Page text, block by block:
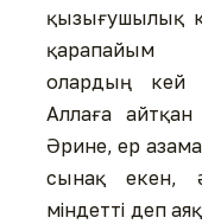
қызығушылық
қарапайым
олардың кей
Аллаға айтқан
Əрине, ер
сынақ екен,
міндетті деп